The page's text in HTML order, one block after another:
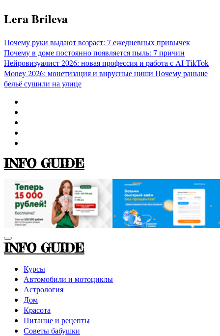
Перейти
к
Lera Brileva
Почему руки выдают возраст: 7 ежедневных привычек
Почему в доме постоянно появляется пыль: 7 причин
Нейровизуалист 2026: новая профессия и работа с AITikTok
Money 2026: монетизация и вирусные ниши Почему раньше
бельё сушили на улице
INFO GUIDE
INFO GUIDE
Курсы
Автомобили и мотоциклы
Астрология
Дом
Красота
Питание и рецепты
Советы бабушки